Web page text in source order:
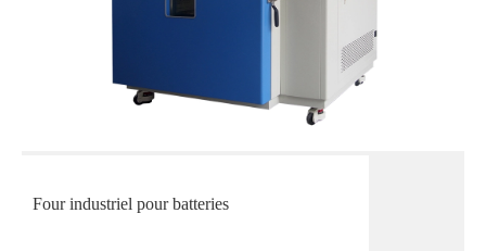
Four industriel pour batteries